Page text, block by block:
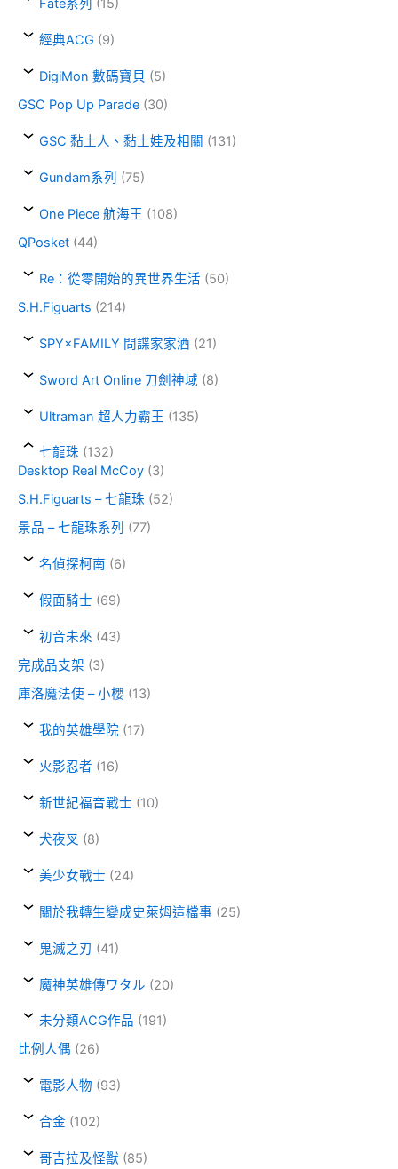
Fate系列 (15)
經典ACG (9)
DigiMon 數碼寶貝 (5)
GSC Pop Up Parade (30)
GSC 黏土人、黏土娃及相關 (131)
Gundam系列 (75)
One Piece 航海王 (108)
QPosket (44)
Re：從零開始的異世界生活 (50)
S.H.Figuarts (214)
SPY×FAMILY 間諜家家酒 (21)
Sword Art Online 刀劍神域 (8)
Ultraman 超人力霸王 (135)
七龍珠 (132)
Desktop Real McCoy (3)
S.H.Figuarts – 七龍珠 (52)
景品 – 七龍珠系列 (77)
名偵探柯南 (6)
假面騎士 (69)
初音未來 (43)
完成品支架 (3)
庫洛魔法使 – 小櫻 (13)
我的英雄學院 (17)
火影忍者 (16)
新世紀福音戰士 (10)
犬夜叉 (8)
美少女戰士 (24)
關於我轉生變成史萊姆這檔事 (25)
鬼滅之刃 (41)
魔神英雄傳ワタル (20)
未分類ACG作品 (191)
比例人偶 (26)
電影人物 (93)
合金 (102)
哥吉拉及怪獸 (85)